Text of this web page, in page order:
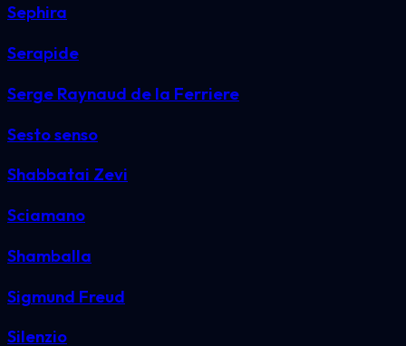
Sephira
Serapide
Serge Raynaud de la Ferriere
Sesto senso
Shabbatai Zevi
Sciamano
Shamballa
Sigmund Freud
Silenzio